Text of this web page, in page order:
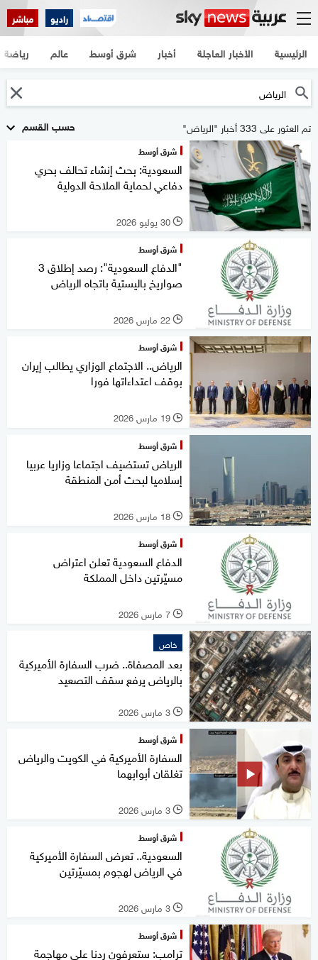
راديو مباشر
الرئيسية الأخبار العاجلة أخبار شرق أوسط عالم رياضة
حسب القسم تم العثور على 333 أخبار "الرياض"
شرق أوسط
السعودية: بحث إنشاء تحالف بحري
دفاعي لحماية الملاحة الدولية
l 30 يوليو 2026
شرق أوسط
"الدفاع السعودية": رصد إطلاق 3
صواريخ باليستية باتجاه الرياض
l 22 مارس 2026
شرق أوسط
الرياض.. الاجتماع الوزاري يطالب إيران
بوقف اعتداءاتها فورا
l 19 مارس 2026
شرق أوسط
الرياض تستضيف اجتماعا وزاريا عربيا
إسلاميا لبحث أمن المنطقة
l 18 مارس 2026
شرق أوسط
الدفاع السعودية تعلن اعتراض
مسيّرتين داخل المملكة
l 7 مارس 2026
خاص
بعد المصفاة.. ضرب السفارة الأميركية
بالرياض يرفع سقف التصعيد
l 3 مارس 2026
شرق أوسط
السفارة الأميركية في الكويت والرياض
تغلقان أبوابهما
l 3 مارس 2026
شرق أوسط
السعودية.. تعرض السفارة الأميركية
في الرياض لهجوم بمسيّرتين
l 3 مارس 2026
شرق أوسط
ترامب: ستعرفون ردنا على مهاجمة